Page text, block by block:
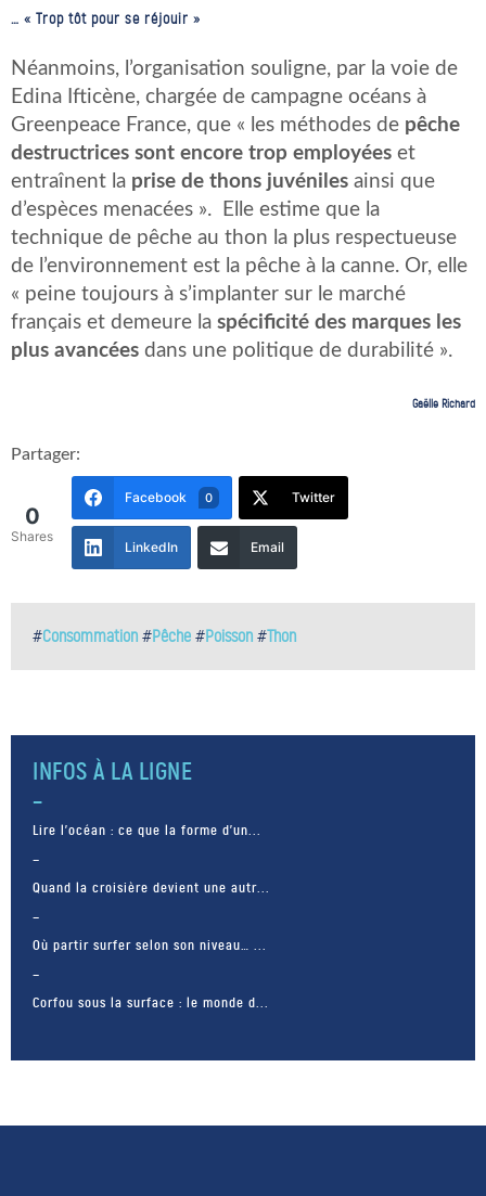
… « Trop tôt pour se réjouir »
Néanmoins, l’organisation souligne, par la voie de
Edina Ifticène, chargée de campagne océans à
Greenpeace France, que « les méthodes de pêche
destructrices sont encore trop employées et
entraînent la prise de thons juvéniles ainsi que
d’espèces menacées ». Elle estime que la
technique de pêche au thon la plus respectueuse
de l’environnement est la pêche à la canne. Or, elle
« peine toujours à s’implanter sur le marché
français et demeure la spécificité des marques les
plus avancées dans une politique de durabilité ».
Gaëlle Richard
Partager:
0
Shares
Facebook 0 Twitter
LinkedIn Email
#Consommation #Pêche #Poisson #Thon
INFOS À LA LIGNE
Lire l’océan : ce que la forme d’un...
Quand la croisière devient une autr...
Où partir surfer selon son niveau… ...
Corfou sous la surface : le monde d...